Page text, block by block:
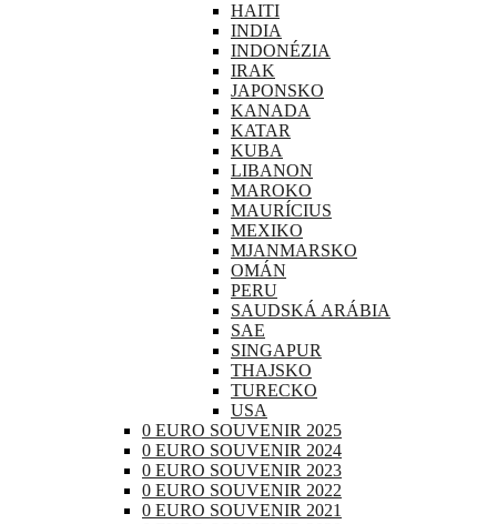
HAITI
INDIA
INDONÉZIA
IRAK
JAPONSKO
KANADA
KATAR
KUBA
LIBANON
MAROKO
MAURÍCIUS
MEXIKO
MJANMARSKO
OMÁN
PERU
SAUDSKÁ ARÁBIA
SAE
SINGAPUR
THAJSKO
TURECKO
USA
0 EURO SOUVENIR 2025
0 EURO SOUVENIR 2024
0 EURO SOUVENIR 2023
0 EURO SOUVENIR 2022
0 EURO SOUVENIR 2021